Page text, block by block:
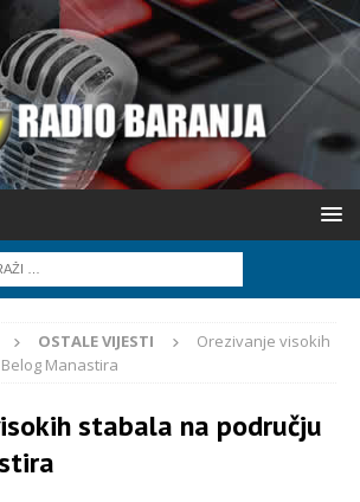
OSTALE VIJESTI
Orezivanje visokih
Manastira
stabala na području